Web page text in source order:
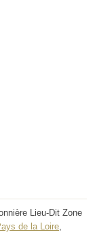
Lieu-Dit Zone
de la Loire,